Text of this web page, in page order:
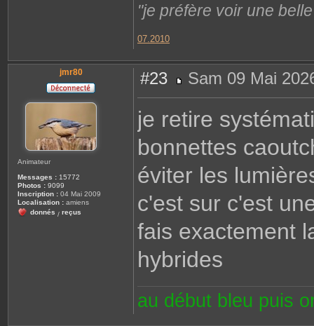
"je préfère voir une
07.2010
jmr80
Animateur
Messages : 15772
Photos : 9099
Inscription : 04 Mai 2009
Localisation : amiens
donnés / reçus
#23
e
s
Sam 09 Mai
je retire
bonnettes
éviter les
c'est sur c'est
fais exactement
hybrides
au début bleu puis